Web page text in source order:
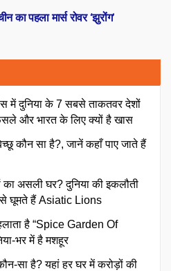
का पहला मार्स रोवर ‘झुरोंग’
में दुनिया के 7 सबसे ताकतवर देशों
और भारत के लिए क्यों है खास
कौन सा है?, जानें कहाँ पाए जाते हैं
का असली घर? दुनिया की इकलौती
घूमते हैं Asiatic Lions
है “Spice Garden Of
भर में है मशहूर
सा है? यहां हर घर में करोड़ों की